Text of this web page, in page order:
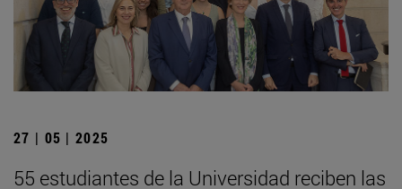
27 | 05 | 2025
55 estudiantes de la Universidad reciben las